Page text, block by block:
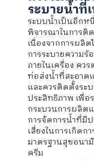
ระบายน้ำที่
ระบบน้ำเป็นอีก
พิจารณาในการติ
เนื่องจากการผลิ
การระบายความ
ภายในเครื่อง คว
ท่อส่งน้ำที่สะอาด
และควรติดตั้งระ
ประสิทธิภาพ เพื่อ
กระบวนการผลิต
การจัดการน้ำที่มี
เสี่ยงในการเกิด
มาตรฐานสุขอนา
ครีม